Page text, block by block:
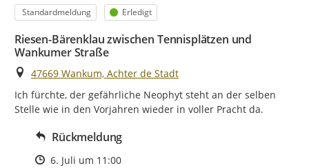
Kategorie
Standardmeldung Status
Erledigt
Riesen-Bärenklau zwischen Tennisplätzen und
Wankumer Straße
Ort
47669 Wankum, Achter de Stadt
Ich fürchte, der gefährliche Neophyt steht an der selben
Stelle wie in den Vorjahren wieder in voller Pracht da.
Rückmeldung
Zeitpunkt des Erstellens
6. Juli um 11:00